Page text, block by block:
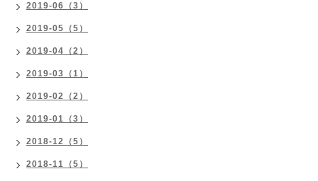
2019-06（3）
2019-05（5）
2019-04（2）
2019-03（1）
2019-02（2）
2019-01（3）
2018-12（5）
2018-11（5）